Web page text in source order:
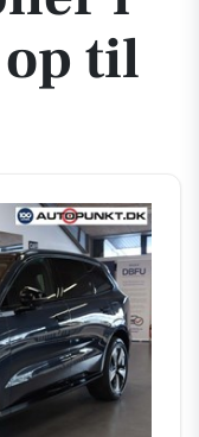
op til